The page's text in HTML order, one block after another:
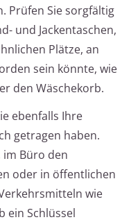
Prüfen Sie sorgfältig
und Jackentaschen,
Plätze, an
sein könnte, wie
den Wäschekorb.
ebenfalls Ihre
getragen haben.
Büro den
oder in öffentlichen
wie
ein Schlüssel